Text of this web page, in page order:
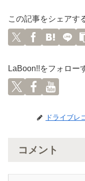
この記事をシェアす
LaBoon!!をフォロー
ドライブレ
コメント